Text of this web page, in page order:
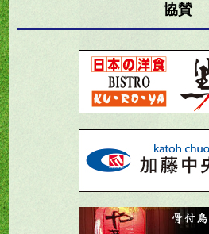
協賛